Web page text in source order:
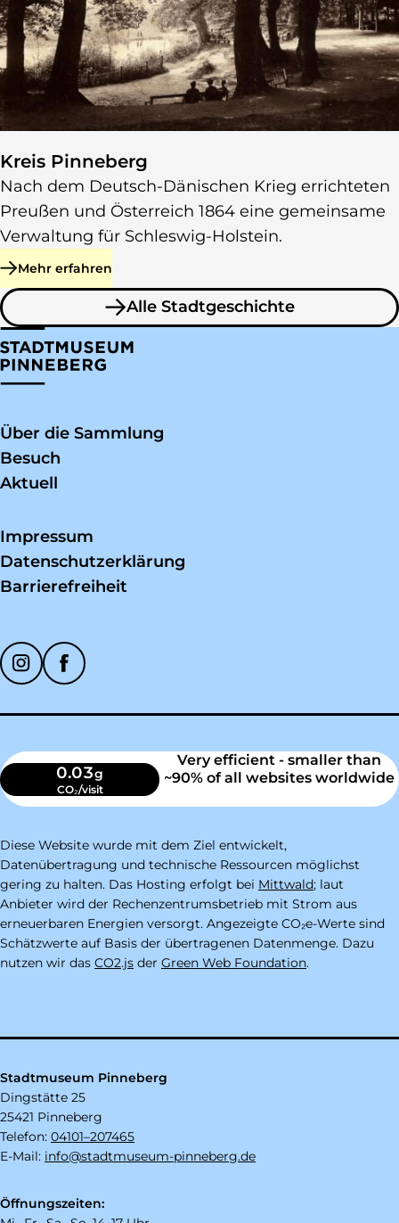
Kreis Pinneberg
Nach dem Deutsch-Dänischen Krieg errichteten
Preußen und Österreich 1864 eine gemeinsame
Verwaltung für Schleswig-Holstein.
Mehr erfahren
zu Kreis Pinneberg
Alle Stadtgeschichte
zu Stadtgeschichte
Über die Sammlung
Besuch
Aktuell
Impressum
Datenschutzerklärung
Barrierefreiheit
Soziale Medien
0.03g
CO₂/visit
Very efficient - smaller than
~90% of all websites worldwide
Diese Website wurde mit dem Ziel entwickelt,
Datenübertragung und technische Ressourcen möglichst
gering zu halten. Das Hosting erfolgt bei Mittwald; laut
Anbieter wird der Rechenzentrumsbetrieb mit Strom aus
erneuerbaren Energien versorgt. Angezeigte CO₂e-Werte sind
Schätzwerte auf Basis der übertragenen Datenmenge. Dazu
nutzen wir das CO2.js der Green Web Foundation.
Stadtmuseum Pinneberg
Dingstätte 25
25421 Pinneberg
Telefon: 04101–207465
E-Mail: info@stadtmuseum-pinneberg.de
Öffnungszeiten: